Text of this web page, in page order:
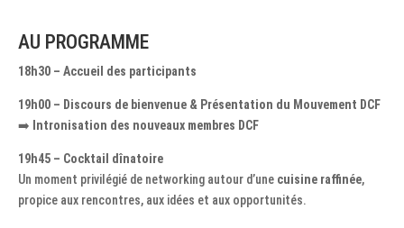
AU PROGRAMME
18h30 – Accueil des participants
19h00 – Discours de bienvenue & Présentation du Mouvement DCF
➡️ Intronisation des nouveaux membres DCF
19h45 – Cocktail dînatoire
Un moment privilégié de networking autour d’une cuisine raffinée,
propice aux rencontres, aux idées et aux opportunités.